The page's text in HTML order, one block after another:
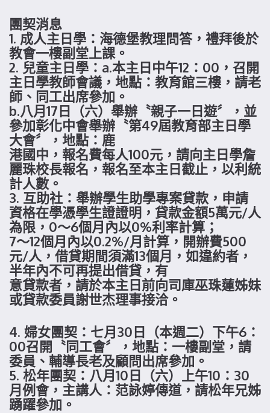
團契消息
1. 成人主日學：海德堡教理問答，禮拜後於
教會一樓副堂上課。
2. 兒童主日學：a.本主日中午12：00，召開
主日學教師會議，地點：教育館三樓，請老
師、同工出席參加。
b.八月17日（六）舉辦〝親子一日遊〞，並
參加彰化中會舉辦〝第49屆教育部主日學
大會〞，地點：鹿
港國中，報名費每人100元，請向主日學詹
麗珠校長報名，報名至本主日截止，以利統
計人數。
3. 互助社：舉辦學生助學專案貸款，申請
資格在學憑學生證證明，貸款金額5萬元/人
為限，0～6個月內以0%利率計算；
7～12個月內以0.2%/月計算，開辦費500
元/人，借貸期間須滿13個月，如違約者，
半年內不可再提出借貸，有
意貸款者，請於本主日前向司庫巫珠蓮姊妹
或貸款委員謝世杰理事接洽。
4. 婦女團契：七月30日（本週二）下午6：
00召開〝同工會〞，地點：一樓副堂，請
委員、輔導長老及顧問出席參加。
5. 松年團契：八月10日（六）上午10：30
月例會，主講人：范詠婷傳道，請松年兄姊
踴躍參加。